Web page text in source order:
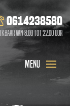
0614238580
van 8.00 tot 22.00 uur